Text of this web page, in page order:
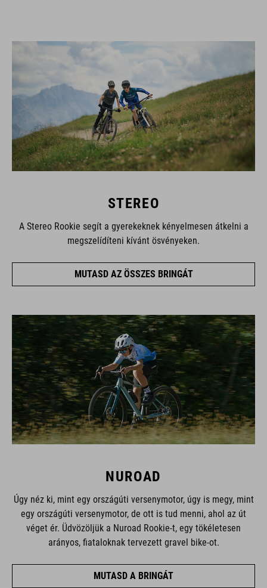
STEREO
A Stereo Rookie segít a gyerekeknek kényelmesen átkelni a
megszelídíteni kívánt ösvényeken.
MUTASD AZ ÖSSZES BRINGÁT
NUROAD
Úgy néz ki, mint egy országúti versenymotor, úgy is megy, mint
egy országúti versenymotor, de ott is tud menni, ahol az út
véget ér. Üdvözöljük a Nuroad Rookie-t, egy tökéletesen
arányos, fiataloknak tervezett gravel bike-ot.
MUTASD A BRINGÁT